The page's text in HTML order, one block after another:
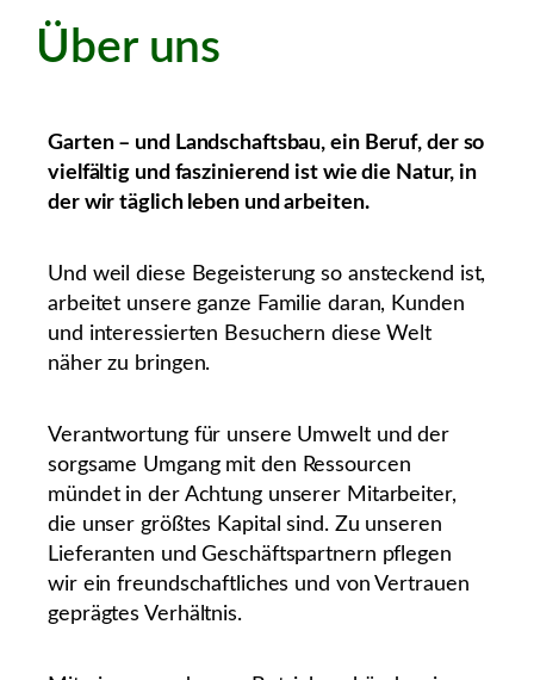
Über uns
Garten – und Landschaftsbau, ein Beruf, der so
vielfältig und faszinierend ist wie die Natur, in
der wir täglich leben und arbeiten.
Und weil diese Begeisterung so ansteckend ist,
arbeitet unsere ganze Familie daran, Kunden
und interessierten Besuchern diese Welt
näher zu bringen.
Verantwortung für unsere Umwelt und der
sorgsame Umgang mit den Ressourcen
mündet in der Achtung unserer Mitarbeiter,
die unser größtes Kapital sind. Zu unseren
Lieferanten und Geschäftspartnern pflegen
wir ein freundschaftliches und von Vertrauen
geprägtes Verhältnis.